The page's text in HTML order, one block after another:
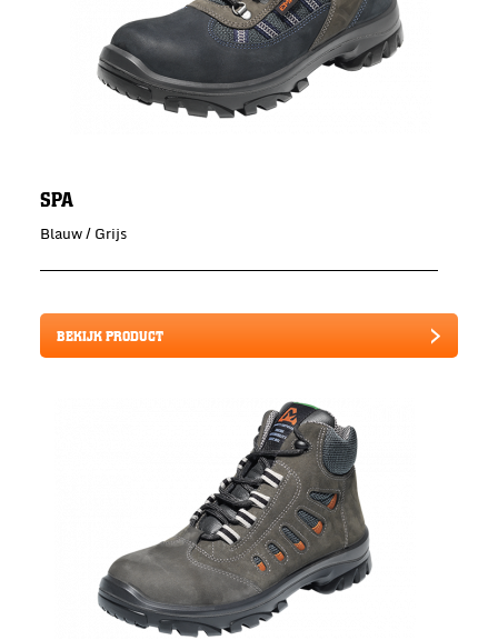
SPA
Blauw / Grijs
BEKIJK PRODUCT